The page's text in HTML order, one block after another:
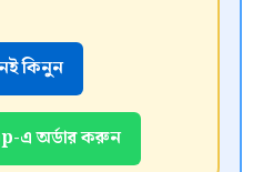
কিনুন
এ অর্ডার করুন